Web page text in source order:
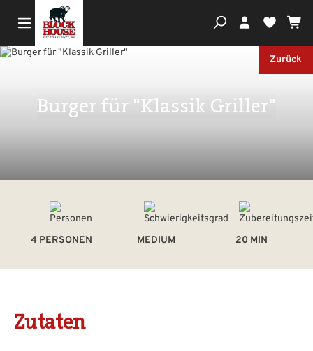
Du
Burger für "Klassik Griller"
Zurück
4 PERSONEN MEDIUM 20 MIN
Zutaten